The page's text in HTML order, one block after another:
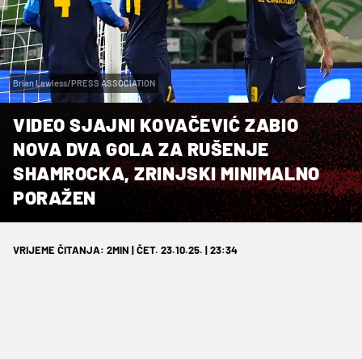
Brian Lawless/PRESS ASSOCIATION
VIDEO SJAJNI KOVAČEVIĆ ZABIO
NOVA DVA GOLA ZA RUŠENJE
SHAMROCKA, ZRINJSKI MINIMALNO
PORAŽEN
VRIJEME ČITANJA: 2MIN | ČET. 23.10.25. | 23:34